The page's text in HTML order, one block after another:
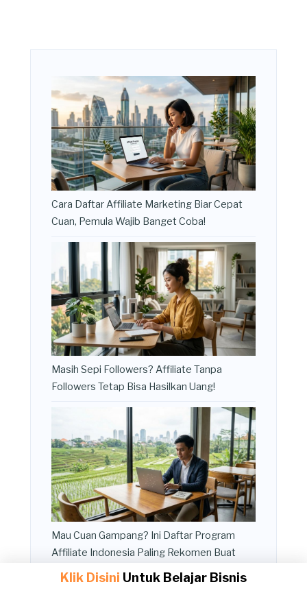
Cara Daftar Affiliate Marketing Biar Cepat
Cuan, Pemula Wajib Banget Coba!
Masih Sepi Followers? Affiliate Tanpa
Followers Tetap Bisa Hasilkan Uang!
Mau Cuan Gampang? Ini Daftar Program
Affiliate Indonesia Paling Rekomen Buat
Pemula yang Mau Cuan!
Klik Disini Untuk Belajar Bisnis